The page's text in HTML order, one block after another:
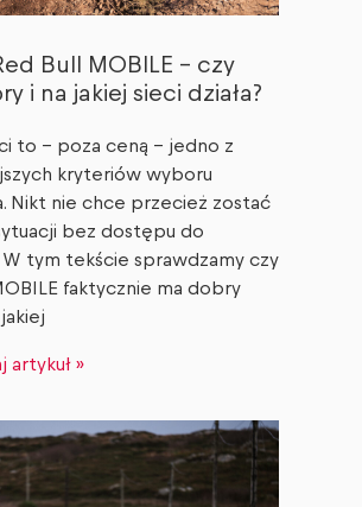
Bull MOBILE – czy
i na jakiej sieci działa?
to – poza ceną – jedno z
kryteriów wyboru
Nikt nie chce przecież zostać
bez dostępu do
tym tekście sprawdzamy czy
faktycznie ma dobry
artykuł »